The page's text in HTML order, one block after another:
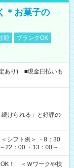
＊お菓子の
迎
ブランクOK
あり) ■現金日払いも
けられる」と好評の
22：00 ・13：00～
OK！ ＜Ｗワークや扶